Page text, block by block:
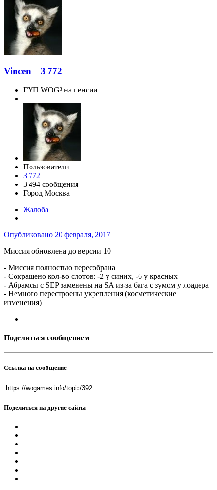
Vincen 3 772
ГУП WOG³ на пенсии
Пользователи
3 772
3 494 сообщения
Город Москва
Жалоба
Опубликовано 20 февраля, 2017
Миссия обновлена до версии 10
- Миссия полностью пересобрана
- Сокращено кол-во слотов: -2 у синих, -6 у красных
- Абрамсы с SEP заменены на SA из-за бага с зумом у лоадера
- Немного перестроены укрепления (косметические
изменения)
Поделиться сообщением
Ссылка на сообщение
Поделиться на другие сайты